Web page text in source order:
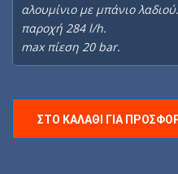
αλουμίνιο με μπάνιο λαδιού.
παροχή 284 l/h.
max πίεση 20 bar.
ΣΤΟ ΚΑΛΆΘΙ ΓΙΑ